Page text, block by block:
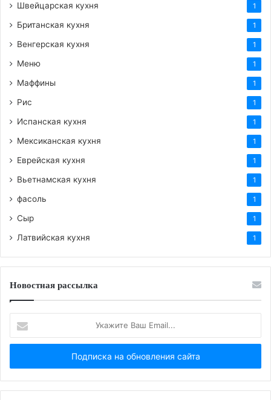
Швейцарская кухня 1
Британская кухня 1
Венгерская кухня 1
Меню 1
Маффины 1
Рис 1
Испанская кухня 1
Мексиканская кухня 1
Еврейская кухня 1
Вьетнамская кухня 1
фасоль 1
Сыр 1
Латвийская кухня 1
Новостная рассылка
Ваш
Email...